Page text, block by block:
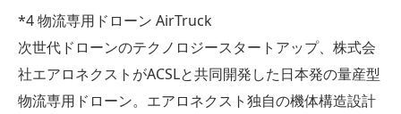
*4 物流専用ドローン AirTruck
次世代ドローンのテクノロジースタートアップ、株式会
社エアロネクストがACSLと共同開発した日本発の量産型
物流専用ドローン。エアロネクスト独自の機体構造設計